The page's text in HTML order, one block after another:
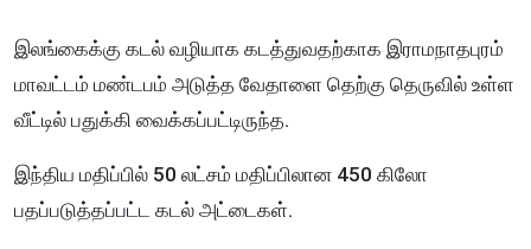
இலங்கைக்கு கடல் வழியாக கடத்துவதற்காக இராமநாதபுரம்
மாவட்டம் மண்டபம் அடுத்த வேதாளை தெற்கு தெருவில் உள்ள
வீட்டில் பதுக்கி வைக்கப்பட்டிருந்த.
இந்திய மதிப்பில் 50 லட்சம் மதிப்பிலான 450 கிலோ
பதப்படுத்தப்பட்ட கடல் அட்டைகள்.